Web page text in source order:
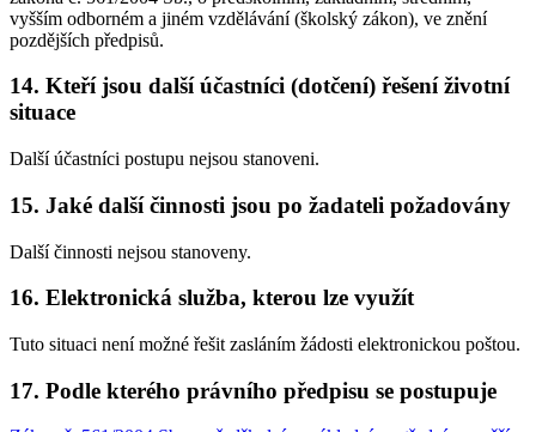
vyšším odborném a jiném vzdělávání (školský zákon), ve znění
pozdějších předpisů.
14. Kteří jsou další účastníci (dotčení) řešení životní
situace
Další účastníci postupu nejsou stanoveni.
15. Jaké další činnosti jsou po žadateli požadovány
Další činnosti nejsou stanoveny.
16. Elektronická služba, kterou lze využít
Tuto situaci není možné řešit zasláním žádosti elektronickou poštou.
17. Podle kterého právního předpisu se postupuje